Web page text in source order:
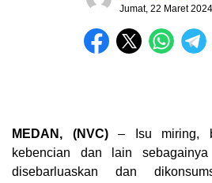
Jumat, 22 Maret 2024
MEDAN, (NVC)– Isu miring,
kebencian dan lain
disebarluaskan dan